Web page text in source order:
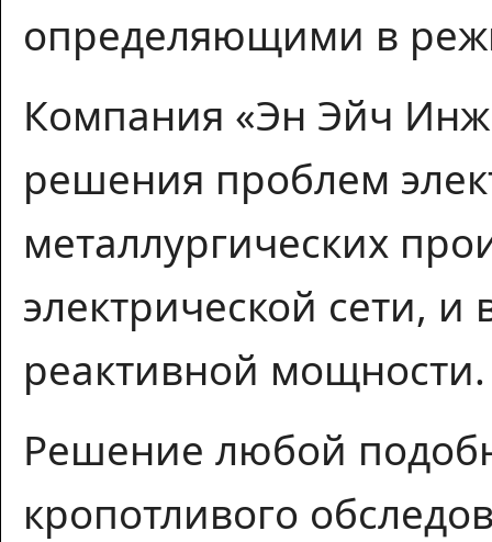
определяющими в
Компания «Эн Эйч
решения проблем
металлургических
электрической сети,
реактивной мощности.
Решение любой
кропотливого